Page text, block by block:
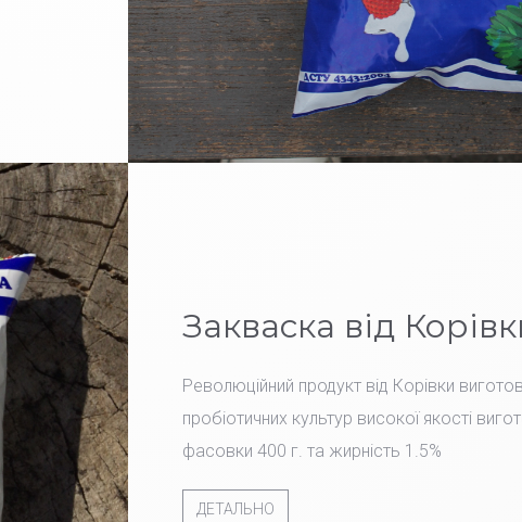
Закваска від
Революційний продукт від Корівки
пробіотичних культур високої якості
фасовки 400 г. та жирність 1.5%
ДЕТАЛЬНО